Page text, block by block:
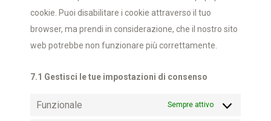
cookie. Puoi disabilitare i cookie attraverso il tuo
browser, ma prendi in considerazione, che il nostro sito
web potrebbe non funzionare più correttamente.
7.1 Gestisci le tue impostazioni di consenso
Funzionale Sempre attivo